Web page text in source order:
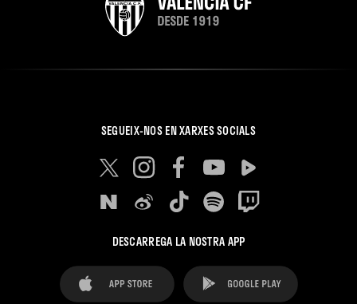
SEGUEIX-NOS EN XARXES SOCIALS
DESCARREGA LA NOSTRA APP